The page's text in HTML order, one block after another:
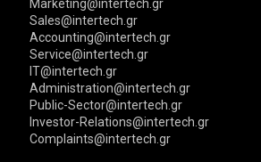
Marketing@intertech.gr
Sales@intertech.gr
Accounting@intertech.gr
Service@intertech.gr
IT@intertech.gr
Administration@intertech.gr
Public-Sector@intertech.gr
Investor-Relations@intertech.gr
Complaints@intertech.gr